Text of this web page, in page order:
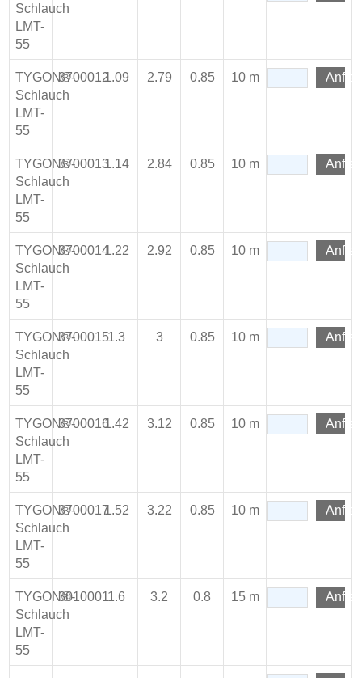
Schlauch
LMT-
55
TYGON®-
Schlauch
LMT-
55
37000121.09 2.79 0.85 10 m
TYGON®-
Schlauch
LMT-
55
37000131.14 2.84 0.85 10 m
TYGON®-
Schlauch
LMT-
55
37000141.22 2.92 0.85 10 m
TYGON®-
Schlauch
LMT-
55
37000151.3 3 0.85 10 m
TYGON®-
Schlauch
LMT-
55
37000161.42 3.12 0.85 10 m
TYGON®-
Schlauch
LMT-
55
37000171.52 3.22 0.85 10 m
TYGON®-
Schlauch
LMT-
55
30100011.6 3.2 0.8 15 m